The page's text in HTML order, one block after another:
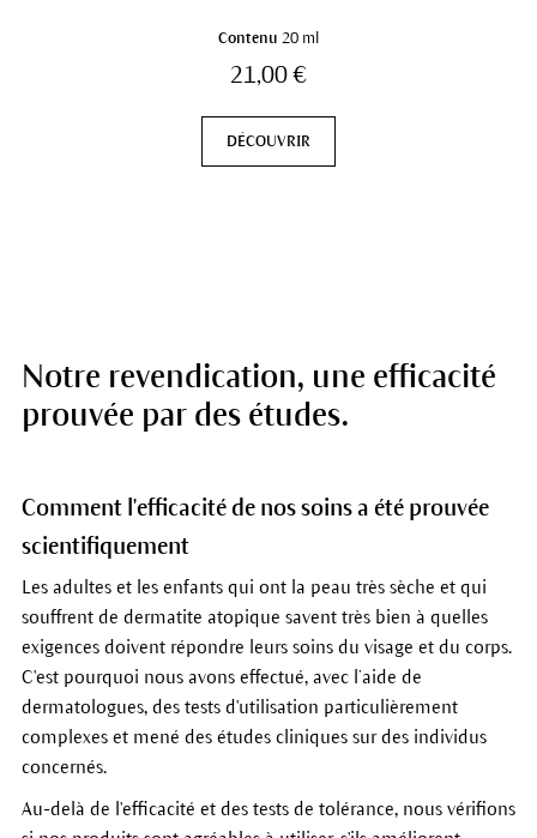
Contenu 20 ml
21,00 €
DÉCOUVRIR
Notre revendication, une efficacité
prouvée par des études.
Comment l'efficacité de nos soins a été prouvée
scientifiquement
Les adultes et les enfants qui ont la peau très sèche et qui
souffrent de dermatite atopique savent très bien à quelles
exigences doivent répondre leurs soins du visage et du corps.
C'est pourquoi nous avons effectué, avec l’aide de
dermatologues, des tests d'utilisation particulièrement
complexes et mené des études cliniques sur des individus
concernés.
Au-delà de l'efficacité et des tests de tolérance, nous vérifions